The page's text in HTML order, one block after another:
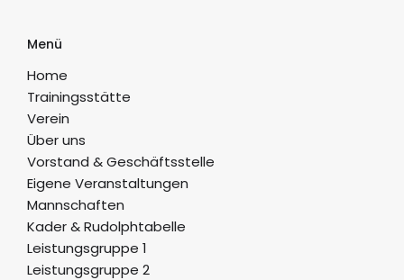
Menü
Home
Trainingsstätte
Verein
Über uns
Vorstand & Geschäftsstelle
Eigene Veranstaltungen
Mannschaften
Kader & Rudolphtabelle
Leistungsgruppe 1
Leistungsgruppe 2